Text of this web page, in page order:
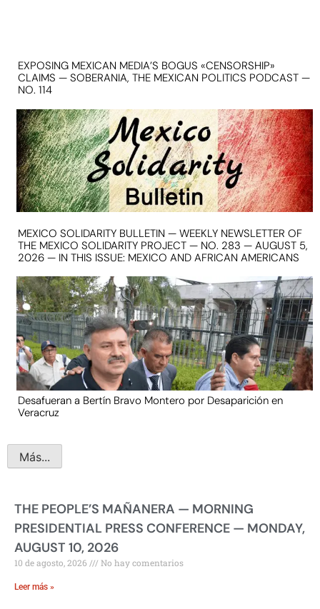
EXPOSING MEXICAN MEDIA’S BOGUS «CENSORSHIP»
CLAIMS — SOBERANIA, THE MEXICAN POLITICS PODCAST —
NO. 114
MEXICO SOLIDARITY BULLETIN — WEEKLY NEWSLETTER OF
THE MEXICO SOLIDARITY PROJECT — NO. 283 — AUGUST 5,
2026 — IN THIS ISSUE: MEXICO AND AFRICAN AMERICANS
Desafueran a Bertín Bravo Montero por Desaparición en
Veracruz
Más...
THE PEOPLE’S MAÑANERA — MORNING
PRESIDENTIAL PRESS CONFERENCE — MONDAY,
AUGUST 10, 2026
10 de agosto, 2026 No hay comentarios
Leer más »